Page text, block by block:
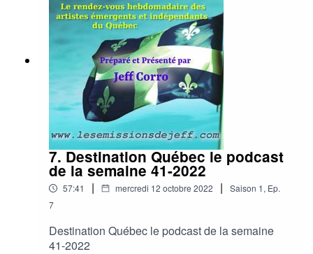
7. Destination Québec le podcast
de la semaine 41-2022
57:41 | mercredi 12 octobre 2022 | Saison 1, Ep.
7
Destination Québec le podcast de la semaine
41-2022